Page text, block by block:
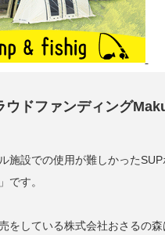
ドファンディング
設での使用が難しかった
です。
している株式会社おさるの